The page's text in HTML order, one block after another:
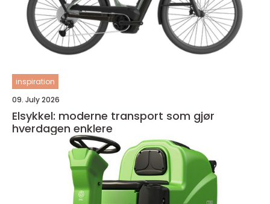
inspiration
09. July 2026
Elsykkel: moderne transport som gjør
hverdagen enklere